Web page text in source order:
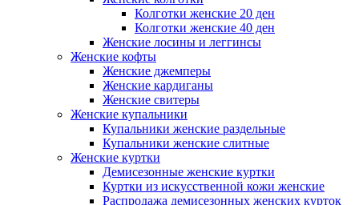
Колготки женские 20 ден
Колготки женские 40 ден
Женские лосины и леггинсы
Женские кофты
Женские джемперы
Женские кардиганы
Женские свитеры
Женские купальники
Купальники женские раздельные
Купальники женские слитные
Женские куртки
Демисезонные женские куртки
Куртки из искусственной кожи женские
Распродажа демисезонных женских курток